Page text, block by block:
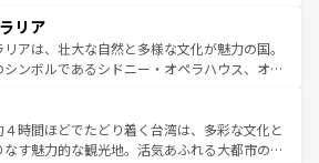
ーリンズでは、音楽と美食が融合した独特の
旅行者はアメリカの各地域で異なる魅力を楽
、その多様性と豊かな歴史を感じることができ
のスタイルだ。 なお、新着のアメリカ
テンツ一覧を参照してほしい。
せない。また、定番の観光地といえばオアフ
な自然を求めるならマウイ島やカウアイ島が
エメラルドグリーンに輝く海をはじめ、豊かな
しの心で訪れる人々を迎えてくれるハワイの
しいローカルフードやハワイアンミュージッ
なフラダンスなど、すべてがハワイの魅力を彩
リア
アは、壮大な自然と多様な文化が魅力の国。
シンボルであるシドニー・オペラハウス、オー
大陸中央部にそびえるウルル（エアーズロッ
マニアの美しい原生林やケアンズの熱帯雨林な
ろがたくさん。また、カフェやワイン、オージ
４時間ほどでたどり着く台湾は、多彩な文化と
なす魅力的な観光地。活気あふれる大都市の台